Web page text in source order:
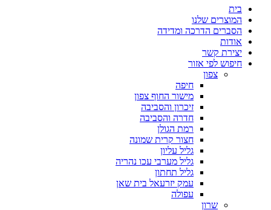
בית
המוצרים שלנו
הסברים הדרכה ומדידה
אודות
יצירת קשר
חיפוש לפי אזור
צפון
חיפה
מישור החוף צפון
זיכרון והסביבה
חדרה והסביבה
רמת הגולן
חצור קרית שמונה
גליל עליון
גליל מערבי עכו נהריה
גליל תחתון
עמק יזרעאל בית שאן
עפולה
שרון